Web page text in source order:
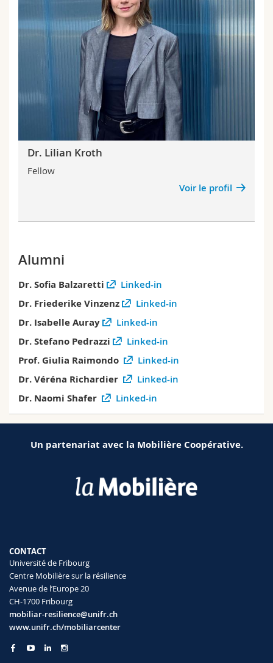
Dr. Lilian Kroth
Fellow
Voir le profil
Alumni
Dr. Sofia Balzaretti
Linked-in
Dr. Friederike Vinzenz
Linked-in
Dr. Isabelle Auray
Linked-in
Dr. Stefano Pedrazzi
Linked-in
Prof. Giulia Raimondo
Linked-in
Dr. Véréna Richardier
Linked-in
Dr. Naomi Shafer
Linked-in
Un partenariat avec la Mobilière Coopérative.
CONTACT
Université de Fribourg
Centre Mobilière sur la résilience
Avenue de l’Europe 20
CH-1700 Fribourg
mobiliar-resilience@unifr.ch
www.unifr.ch/mobiliarcenter